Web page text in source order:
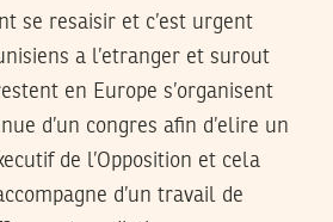
se resaisir et c’est urgent
a l’etranger et surout
en Europe s’organisent
d’un congres afin d’elire un
de l’Opposition et cela
d’un travail de